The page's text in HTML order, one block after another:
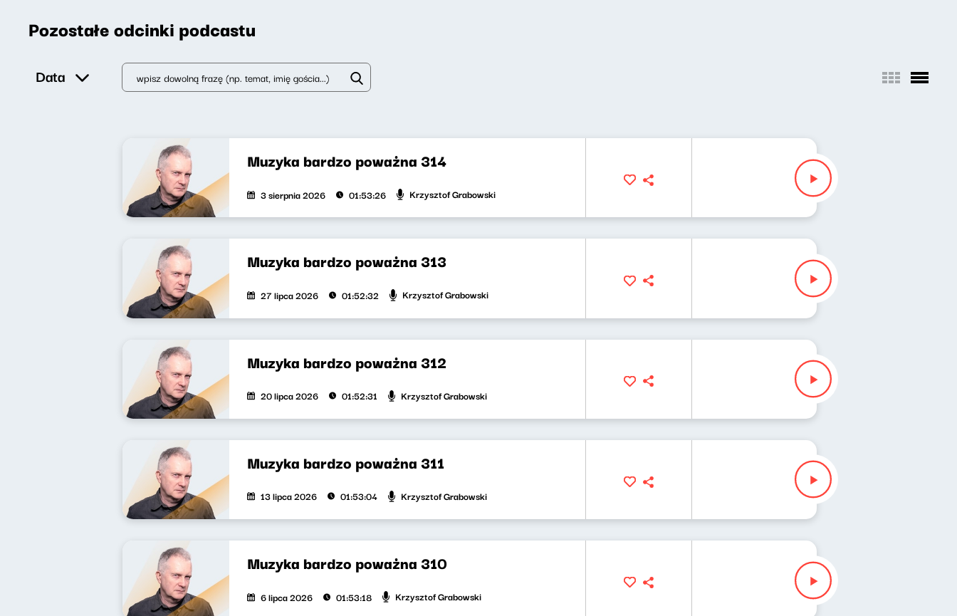
Pozostałe odcinki podcastu
Data
Muzyka bardzo poważna 314
3 sierpnia 2026 01:53:26 Krzysztof Grabowski
Muzyka bardzo poważna 313
27 lipca 2026 01:52:32 Krzysztof Grabowski
Muzyka bardzo poważna 312
20 lipca 2026 01:52:31 Krzysztof Grabowski
Muzyka bardzo poważna 311
13 lipca 2026 01:53:04 Krzysztof Grabowski
Muzyka bardzo poważna 310
6 lipca 2026 01:53:18 Krzysztof Grabowski